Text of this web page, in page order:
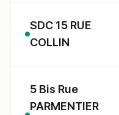
SDC 15 RUE
COLLIN
5 Bis Rue
PARMENTIER